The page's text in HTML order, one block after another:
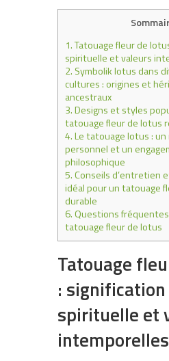
1.Tatouage fleur de
spirituelle et valeurs
2. Symbolik lotus dans
cultures : origines et
ancestraux
3.Designs et styles
tatouage fleur de lotus
4.Le tatouage lotus : un
personnel et un
philosophique
5.Conseils d’entretien
idéal pour un tatouage
durable
6.Questions
tatouage fleur de lotus
Tatouage
: signification
spirituelle et
intemporelles